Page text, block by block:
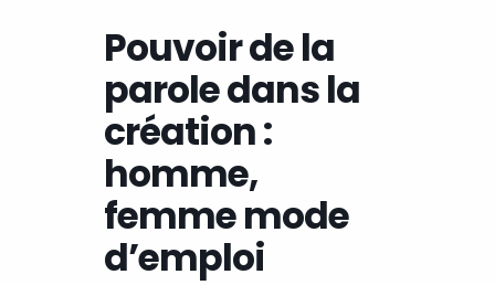
Pouvoir de la
parole dans la
création :
homme,
femme mode
d’emploi